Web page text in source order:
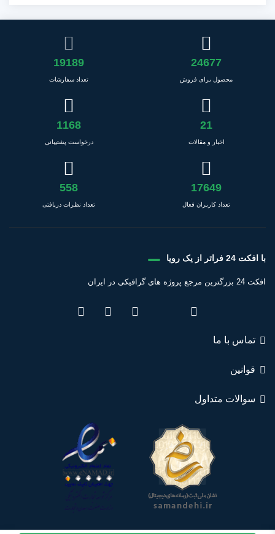
24677
محصول برای فروش
19189
تعداد سفارشات
21
اخبار و مقالات
1168
درخواست پشتیبانی
17649
تعداد کاربران فعال
558
تعداد نظرات دریافتی
با افکت 24 فراتر از یک رویا
افکت 24 بزرگترین مرجع پروژه های گرافیکی در ایران
تماس با ما
قوانین
سوالات متداول